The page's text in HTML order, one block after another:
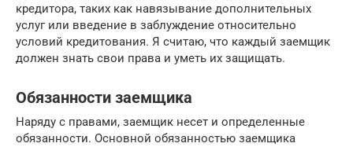
кредитора, таких как навязывание дополнительных
услуг или введение в заблуждение относительно
условий кредитования. Я считаю, что каждый заемщик
должен знать свои права и уметь их защищать.
Обязанности заемщика
Наряду с правами, заемщик несет и определенные
обязанности. Основной обязанностью заемщика